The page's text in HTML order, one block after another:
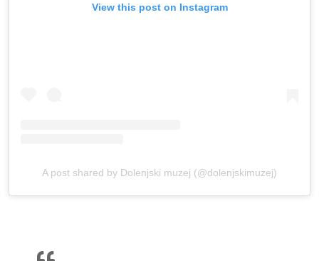
View this post on Instagram
A post shared by Dolenjski muzej (@dolenjskimuzej)